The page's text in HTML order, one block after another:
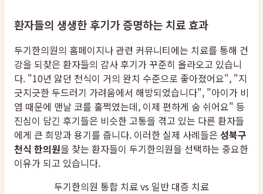
환자들의 생생한 후기가 증명하는 치료 효과
두기한의원의 홈페이지나 관련 커뮤니티에는 치료를 통해 건
강을 되찾은 환자들의 감사 후기가 꾸준히 올라오고 있습니
다. "10년 앓던 천식이 거의 완치 수준으로 좋아졌어요", "지
긋지긋한 두드러기 가려움에서 해방되었습니다", "아이가 비
염 때문에 맨날 코를 훌쩍였는데, 이제 편하게 숨 쉬어요" 등
진심이 담긴 후기들은 비슷한 고통을 겪고 있는 다른 환자들
에게 큰 희망과 용기를 줍니다. 이러한 실제 사례들은 성북구
천식 한의원을 찾는 환자들이 두기한의원을 선택하는 중요한
이유가 되고 있습니다.
두기한의원 통합 치료 vs 일반 대증 치료